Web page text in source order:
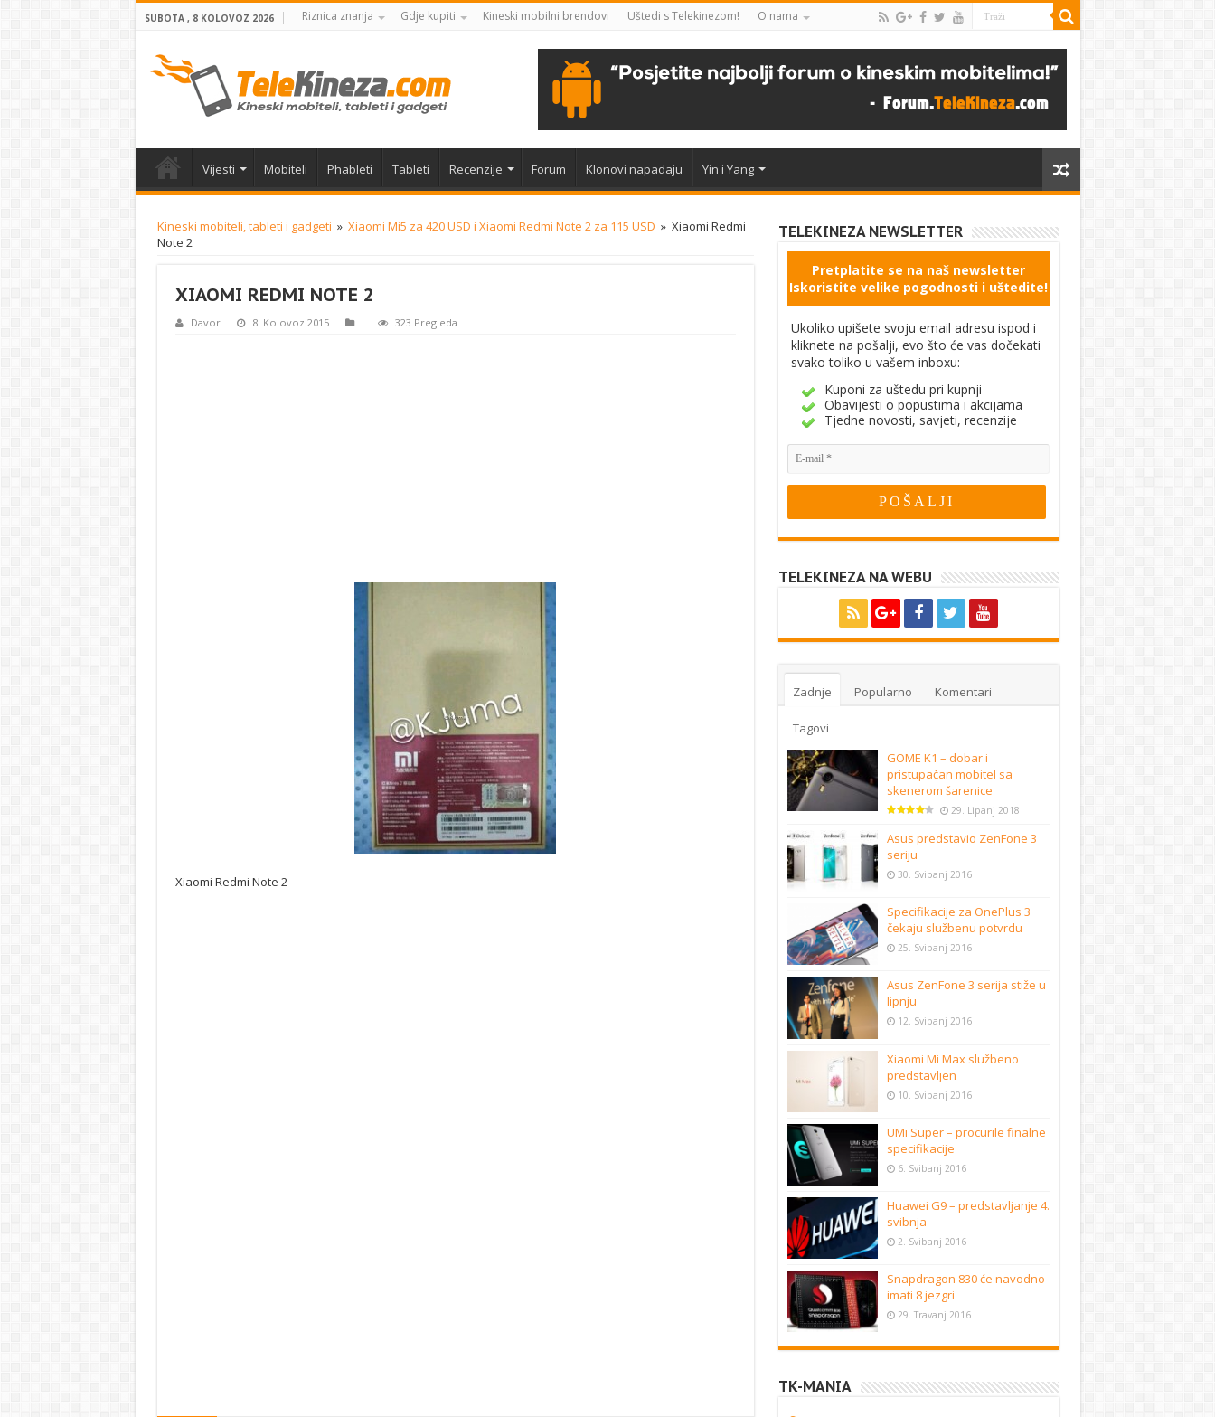
SUBOTA , 8 KOLOVOZ 2026 Riznica znanja Gdje kupiti Kineski mobilni brendovi Uštedi s Telekinezom! O nama
Vijesti Mobiteli Phableti Tableti Recenzije Forum Klonovi napadaju Yin i Yang
Kineski mobiteli, tableti i gadgeti » Xiaomi Mi5 za 420 USD i Xiaomi Redmi Note 2 za 115 USD » Xiaomi Redmi
Note 2
XIAOMI REDMI NOTE 2
Davor 8. Kolovoz 2015 323 Pregleda
Xiaomi Redmi Note 2
TELEKINEZA NEWSLETTER
Pretplatite se na naš newsletter
Iskoristite velike pogodnosti i uštedite!
Ukoliko upišete svoju email adresu ispod i
kliknete na pošalji, evo što će vas dočekati
svako toliko u vašem inboxu:
Kuponi za uštedu pri kupnji
Obavijesti o popustima i akcijama
Tjedne novosti, savjeti, recenzije
TELEKINEZA NA WEBU
Zadnje Popularno Komentari
Tagovi
GOME K1 – dobar i
pristupačan mobitel sa
skenerom šarenice
29. Lipanj 2018
Asus predstavio ZenFone 3
seriju
30. Svibanj 2016
Specifikacije za OnePlus 3
čekaju službenu potvrdu
25. Svibanj 2016
Asus ZenFone 3 serija stiže u
lipnju
12. Svibanj 2016
Xiaomi Mi Max službeno
predstavljen
10. Svibanj 2016
UMi Super – procurile finalne
specifikacije
6. Svibanj 2016
Huawei G9 – predstavljanje 4.
svibnja
2. Svibanj 2016
Snapdragon 830 će navodno
imati 8 jezgri
29. Travanj 2016
TK-MANIA